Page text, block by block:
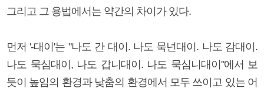
그리고 그 용법에서는 약간의 차이가 있다.
먼저 '-대이'는 "나도 간 대이. 나도 묵넌대이. 나도 감대이.
나도 묵심대이, 나도 갑니대이. 나도 묵심니대이"에서 보
듯이 높임의 환경과 낮춤의 환경에서 모두 쓰이고 있는 어